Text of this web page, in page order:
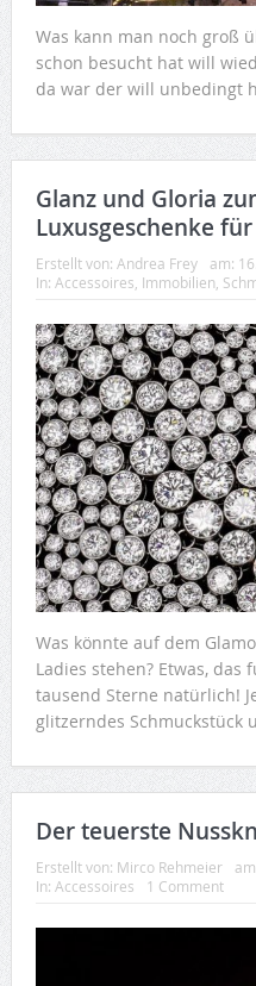
Was kann man noch groß
schon besucht hat will
da war der will unbedingt
Glanz und Gloria
Luxusgeschenke für
Erstellt von: Andrea Frey am:
In: Accessoires Immobilien
Was könnte auf dem
Ladies stehen? Etwas,
tausend Sterne natürlich!
glitzerndes Schmuckstück
Der teuerste
Erstellt von: Mirco Rehmeier
In: Accessoires 1 Comment